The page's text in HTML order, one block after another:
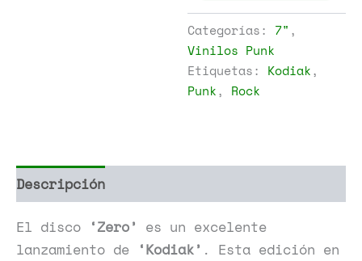
Categorías: 7" ,
Vinilos Punk
Etiquetas: Kodiak,
Punk, Rock
Descripción
El disco ‘Zero’ es un excelente
lanzamiento de ‘Kodiak’ . Esta edición en